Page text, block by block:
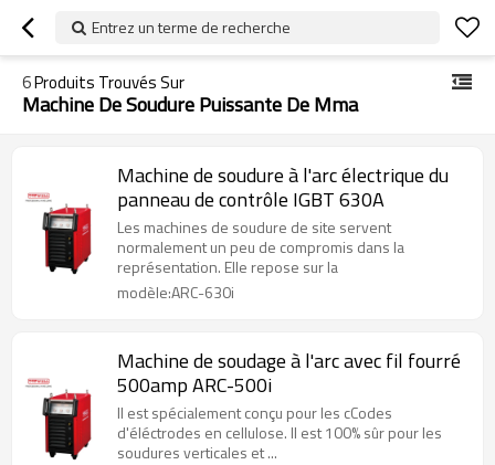
Entrez un terme de recherche
6Produits Trouvés Sur
Machine De Soudure Puissante De Mma
Machine de soudure à l'arc électrique du
panneau de contrôle IGBT 630A
Les machines de soudure de site servent
normalement un peu de compromis dans la
représentation. Elle repose sur la
modèle:ARC-630i
Machine de soudage à l'arc avec fil fourré
500amp ARC-500i
Il est spécialement conçu pour les cCodes
d'éléctrodes en cellulose. Il est 100% sûr pour les
soudures verticales et ...